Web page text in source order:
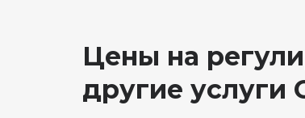
Цены на
другие услуги